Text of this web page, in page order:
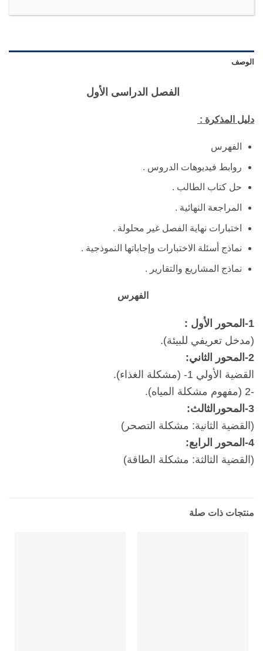
الوصف
الفصل الدراسى الأول
دليل المذكرة :
الفهرس
روابط فيديوهات الدروس .
حل كتاب الطالب .
المراجعة النهائية .
اختبارات نهاية الفصل غير محلولة .
نماذج أسئلة الاختبارات وإجاباتها النموذجية .
نماذج المشاريع والتقارير .
الفهرس
1-المحور الأول :
(مدخل تعريفي للبيئة).
2-المحور الثاني:
القضية الأولي 1- (مشكلة الغذاء).
-2 (مفهوم مشكلة المياه).
3-المحورالثالث:
(القضية الثانية: مشكلة التصحر)
4-المحور الرابع:
(القضية الثالثة: مشكلة الطاقة)
منتجات ذات صلة